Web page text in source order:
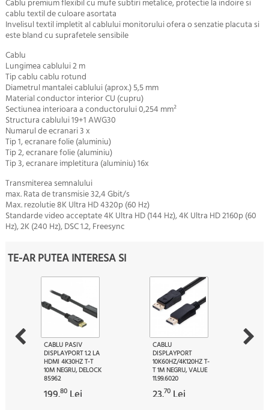
Cablu premium flexibil cu mufe subtiri metalice, protectie la indoire si
cablu textil de culoare asortata
Invelisul textil impletit al cablului monitorului ofera o senzatie placuta si
este bland cu suprafetele sensibile
Cablu
Lungimea cablului 2 m
Tip cablu cablu rotund
Diametrul mantalei cablului (aprox.) 5,5 mm
Material conductor interior CU (cupru)
Sectiunea interioara a conductorului 0,254 mm²
Structura cablului 19+1 AWG30
Numarul de ecranari 3 x
Tip 1, ecranare folie (aluminiu)
Tip 2, ecranare folie (aluminiu)
Tip 3, ecranare impletitura (aluminiu) 16x
Transmiterea semnalului
max. Rata de transmisie 32,4 Gbit/s
Max. rezolutie 8K Ultra HD 4320p (60 Hz)
Standarde video acceptate 4K Ultra HD (144 Hz), 4K Ultra HD 2160p (60
Hz), 2K (240 Hz), DSC 1.2, Freesync
TE-AR PUTEA INTERESA SI
CABLU PASIV
DISPLAYPORT 1.2 LA
HDMI 4K30HZ T-T
10M NEGRU, DELOCK
85962
199.80 Lei
CABLU
DISPLAYPORT
10K60HZ/4K120HZ T-
T 1M NEGRU, VALUE
11.99.6020
23.70 Lei